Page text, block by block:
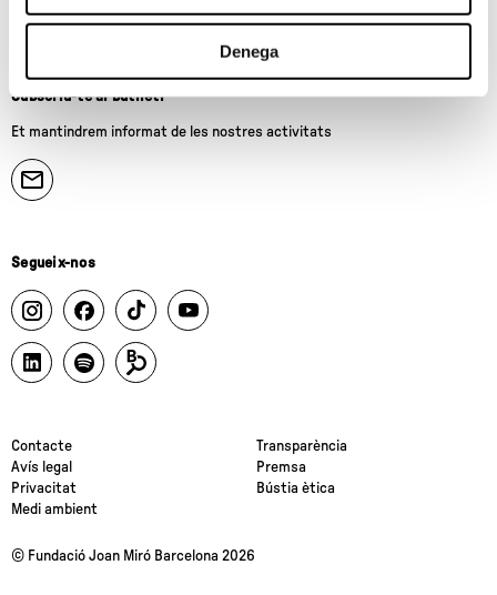
Denega
Subscriu-te al butlletí
Et mantindrem informat de les nostres activitats
Segueix-nos
Contacte
Avís legal
Privacitat
Medi ambient
Transparència
Premsa
Bústia ètica
© Fundació Joan Miró Barcelona 2026